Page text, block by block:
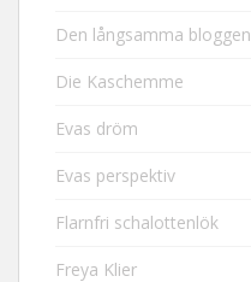
Den långsamma bloggen
Die Kaschemme
Evas dröm
Evas perspektiv
Flarnfri schalottenlök
Freya Klier